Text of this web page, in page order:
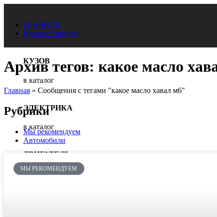
ГЛАВНАЯ
Каталог товаров
КУЗОВ
в каталог
ЭЛЕКТРИКА
в каталог
ДВИГАТЕЛЬ
В каталог
Архив тегов: какое масло
Главная » Сообщения с тегами "какое масло хавал м6"
Рубрики
Мы рекомендуем
Автомобили
МЫ РЕКОМЕНДУЕМ